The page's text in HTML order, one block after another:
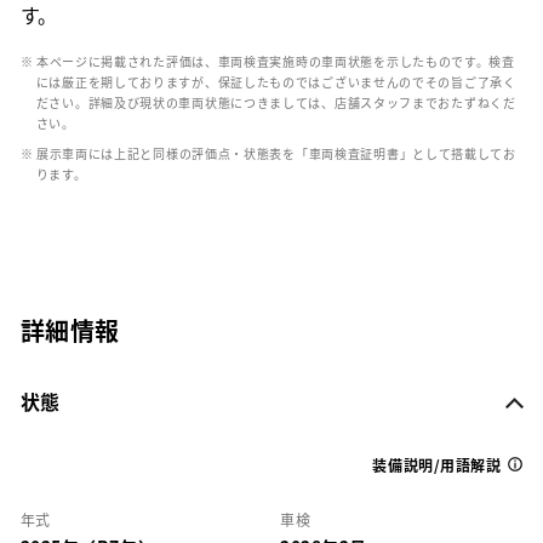
す。
※ 本ページに掲載された評価は、車両検査実施時の車両状態を示したものです。検査
には厳正を期しておりますが、保証したものではございませんのでその旨ご了承く
ださい。詳細及び現状の車両状態につきましては、店舗スタッフまでおたずねくだ
さい。
※ 展示車両には上記と同様の評価点・状態表を「車両検査証明書」として搭載してお
ります。
詳細情報
状態
装備説明/用語解説
年式 車検